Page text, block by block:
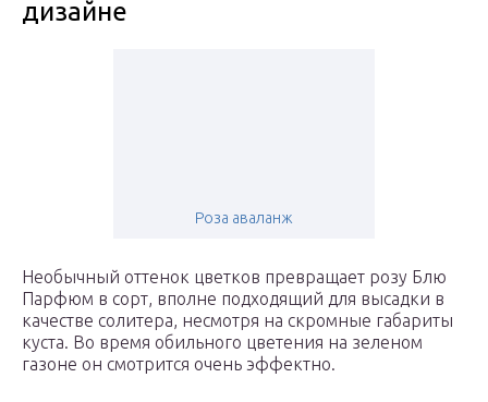
дизайне
Роза аваланж
Необычный оттенок цветков превращает розу Блю
Парфюм в сорт, вполне подходящий для высадки в
качестве солитера, несмотря на скромные габариты
куста. Во время обильного цветения на зеленом
газоне он смотрится очень эффектно.